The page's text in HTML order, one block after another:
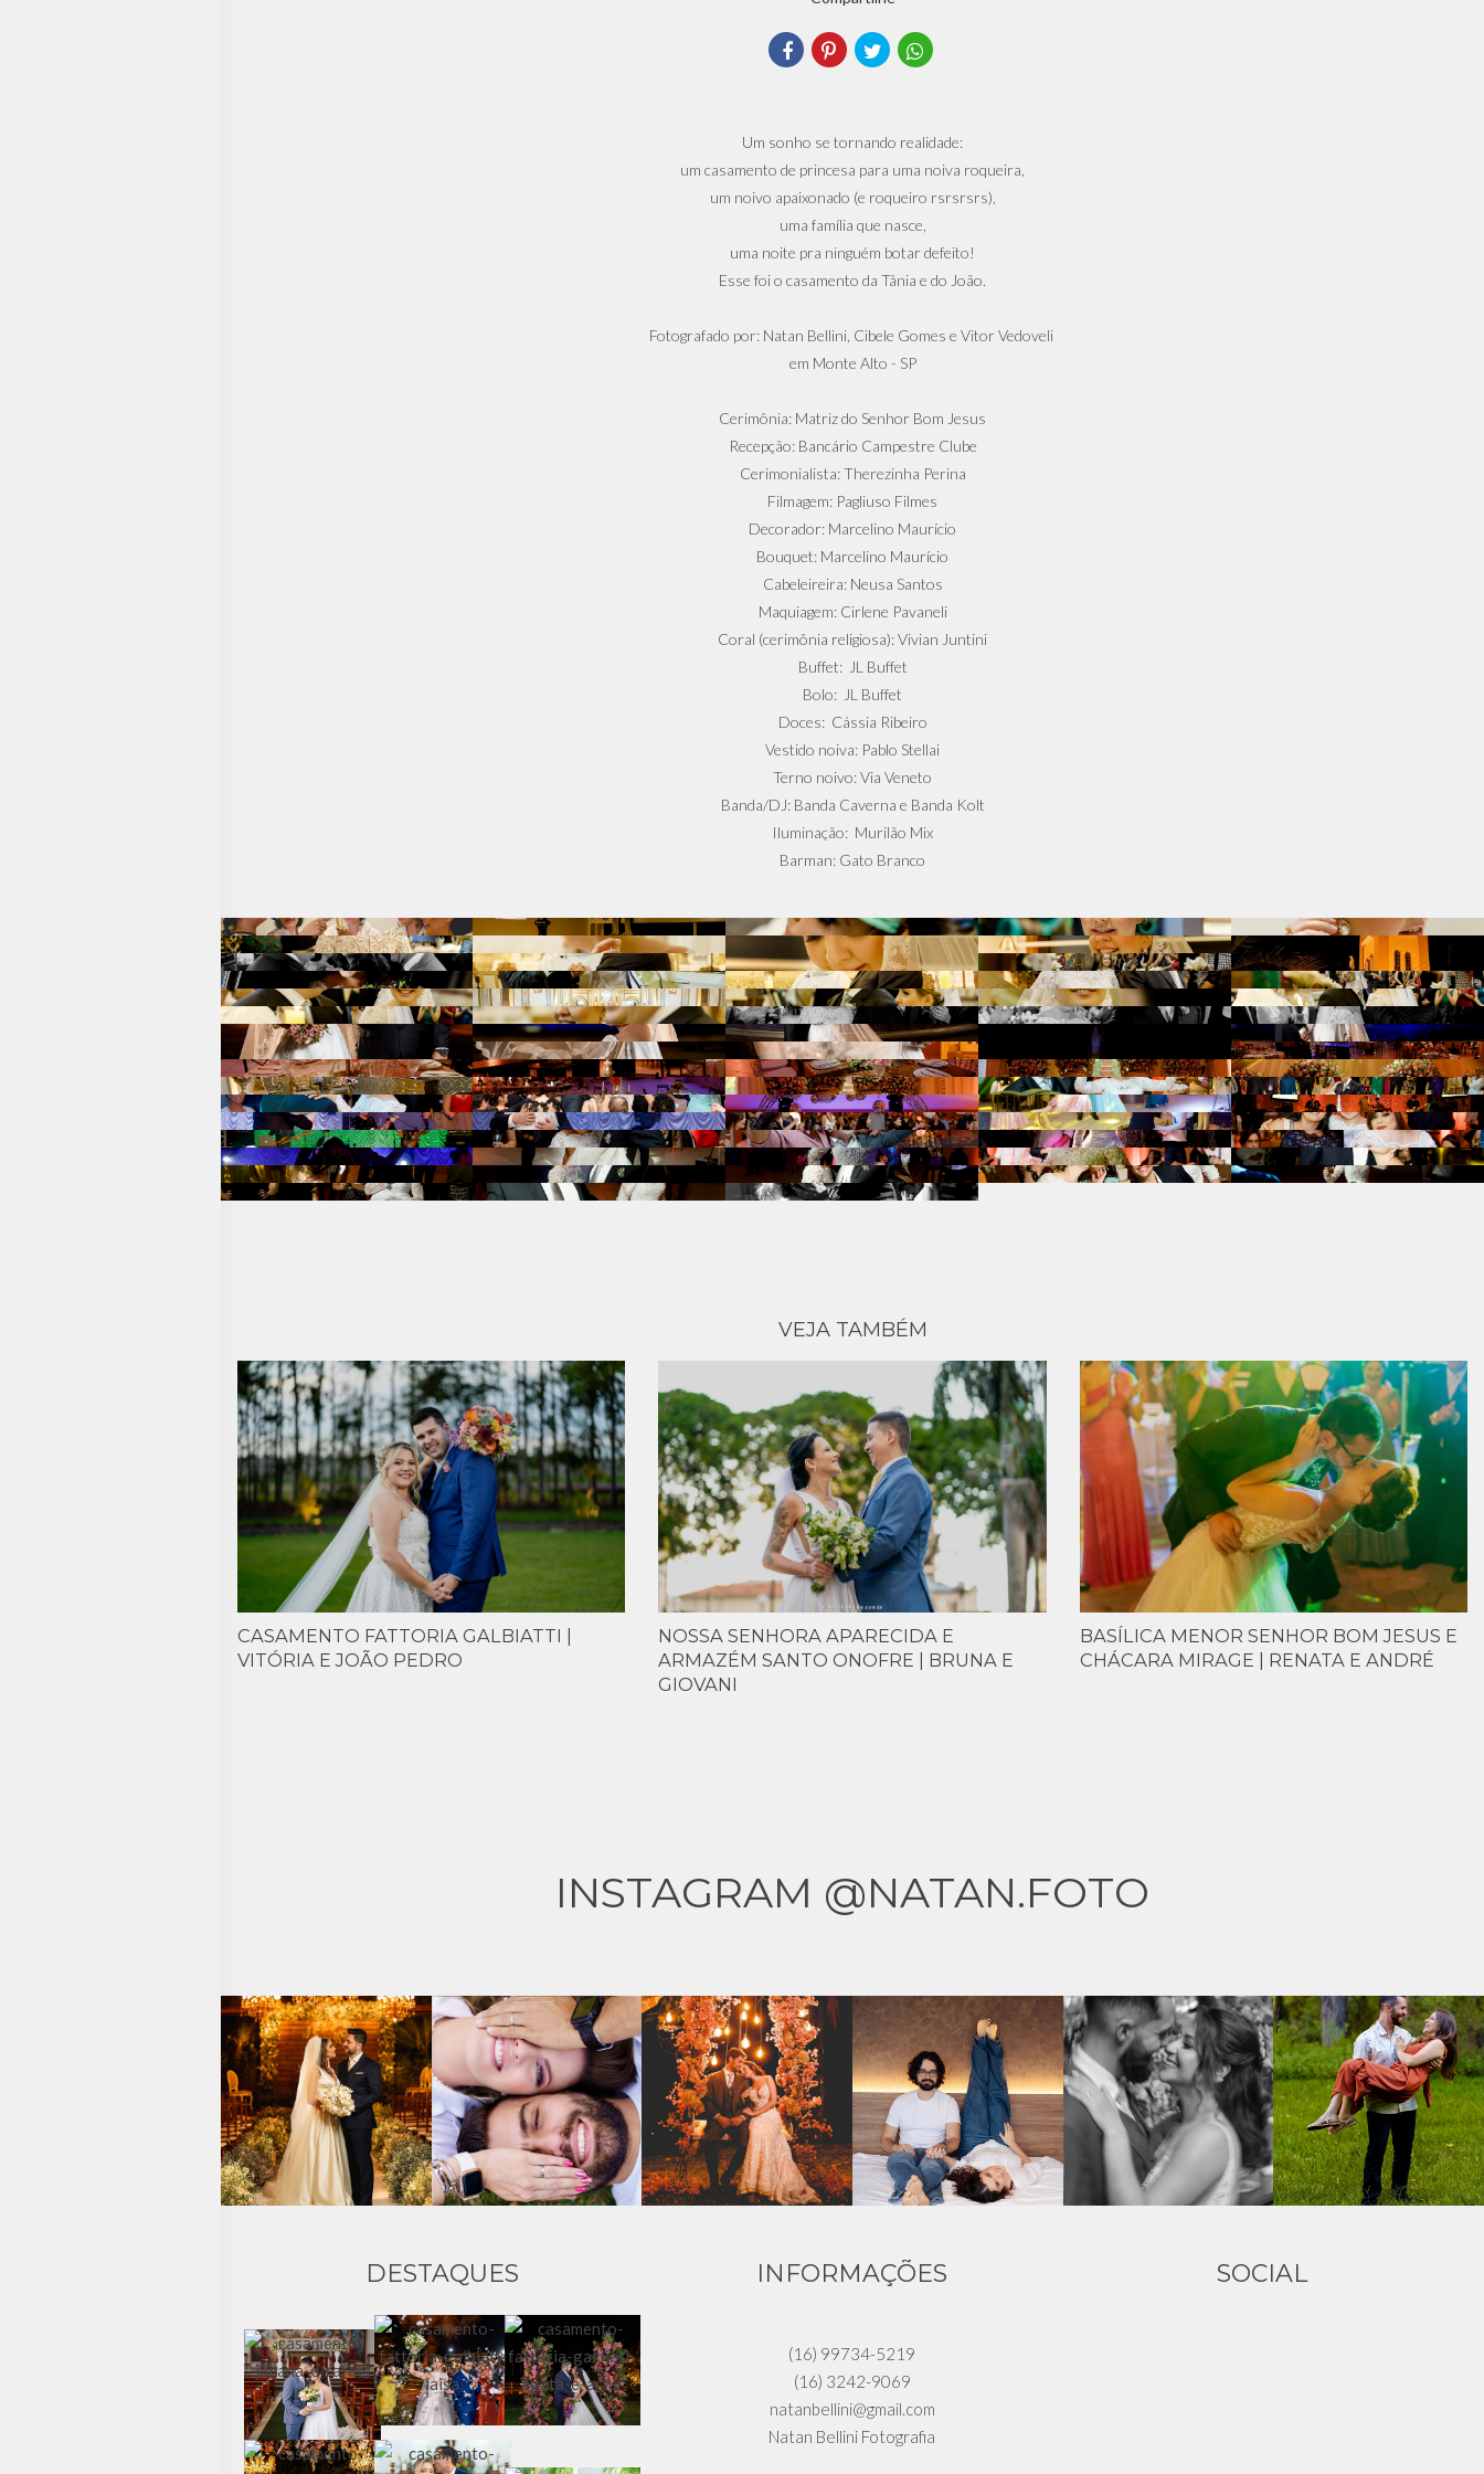
Um sonho se tornando realidade:
um casamento de princesa para uma noiva roqueira,
um noivo apaixonado (e roqueiro rsrsrsrs),
uma família que nasce,
uma noite pra ninguém botar defeito!
Esse foi o casamento da Tânia e do João.
Fotografado por: Natan Bellini, Cibele Gomes e Vitor Vedoveli
em Monte Alto - SP
Cerimônia: Matriz do Senhor Bom Jesus
Recepção: Bancário Campestre Clube
Cerimonialista: Therezinha Perina
Filmagem: Pagliuso Filmes
Decorador: Marcelino Maurício
Bouquet: Marcelino Maurício
Cabeleireira: Neusa Santos
Maquiagem: Cirlene Pavaneli
Coral (cerimônia religiosa): Vivian Juntini
Buffet: JL Buffet
Bolo: JL Buffet
Doces: Cássia Ribeiro
Vestido noiva: Pablo Stellai
Terno noivo: Via Veneto
Banda/DJ: Banda Caverna e Banda Kolt
Iluminação: Murilão Mix
Barman: Gato Branco
VEJA TAMBÉM
CASAMENTO FATTORIA GALBIATTI |
VITÓRIA E JOÃO PEDRO
NOSSA SENHORA APARECIDA E
ARMAZÉM SANTO ONOFRE | BRUNA E
GIOVANI
BASÍLICA MENOR SENHOR BOM JESUS E
CHÁCARA MIRAGE | RENATA E ANDRÉ
INSTAGRAM @NATAN.FOTO
DESTAQUES INFORMAÇÕES
(16) 99734-5219
(16) 3242-9069
natanbellini@gmail.com
Natan Bellini Fotografia
SOCIAL